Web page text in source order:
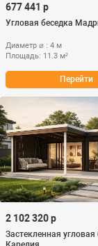
677 441 р
Угловая беседка
Диаметр ⌀ : 4 м
Площадь: 11.3 м²
Перейти
2 102 320 р
Застекленная угловая